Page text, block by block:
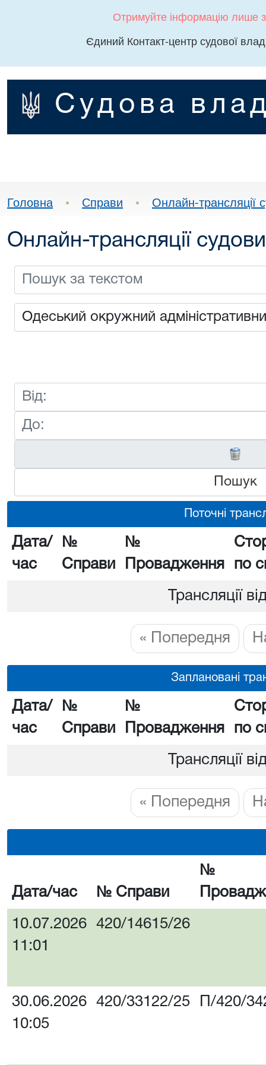
Отримуйте інформацію лише
Єдиний Контакт-центр судової
Судова
Головна • Справи • Онлайн-трансляції
Онлайн-трансляції
Пошук
Поточні
Дата/
час
№
Справи
№
Провадження
по
Трансляції
« Попередня
Заплановані
Дата/
час
№
Справи
№
Провадження
по
Трансляції
« Попередня
Дата/час № Справи
№
10.07.2026
11:01
420/14615/26
30.06.2026
10:05
420/33122/25 П/420/